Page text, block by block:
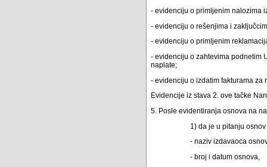
- evidenciju o primljenim nalozima
- evidenciju o rešenjima i
- evidenciju o primljenim
- evidenciju o zahtevima podnetim
naplate;
- evidenciju o izdatim fakturama za
Evidencije iz stava 2. ove tačke
5. Posle evidentiranja osnova na
1) da je u pitanju
- naziv izdavaoca
- broj i datum osnova,